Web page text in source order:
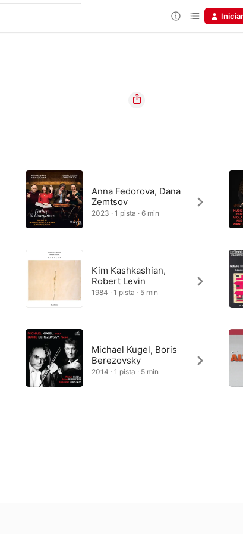
Anna Fedorova, Dana
Zemtsov
2023 · 1 pista · 6 min
Kim Kashkashian,
Robert Levin
1984 · 1 pista · 5 min
Michael Kugel, Boris
Berezovsky
2014 · 1 pista · 5 min